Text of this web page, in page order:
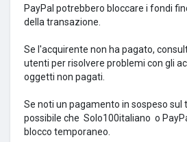
PayPal potrebbero bloccare i fondi
della transazione.
Se l'acquirente non ha pagato,
utenti per risolvere problemi con gli
oggetti non pagati.
Se noti un pagamento in sospeso sul
possibile che Solo100italiano o
blocco temporaneo.